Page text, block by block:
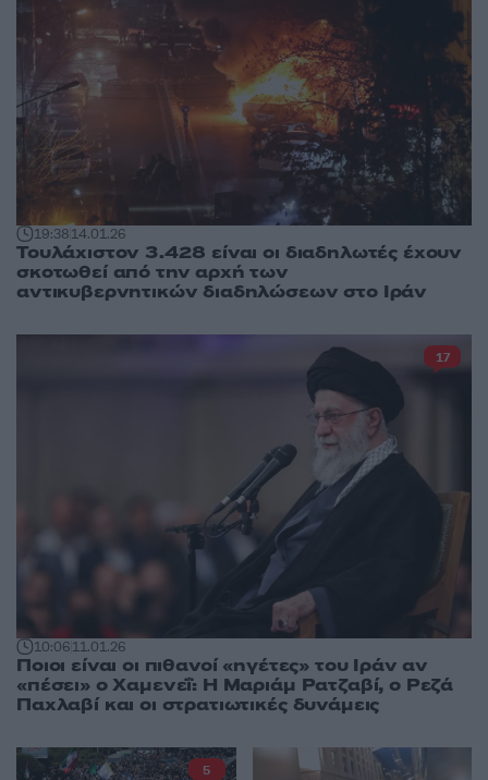
19:3814.01.26
Τουλάχιστον 3.428 είναι οι διαδηλωτές έχουν
σκοτωθεί από την αρχή των
αντικυβερνητικών διαδηλώσεων στο Ιράν
10:0611.01.26
Ποιοι είναι οι πιθανοί «ηγέτες» του Ιράν αν
«πέσει» ο Χαμενεΐ: Η Μαριάμ Ρατζαβί, ο Ρεζά
Παχλαβί και οι στρατιωτικές δυνάμεις
17
5